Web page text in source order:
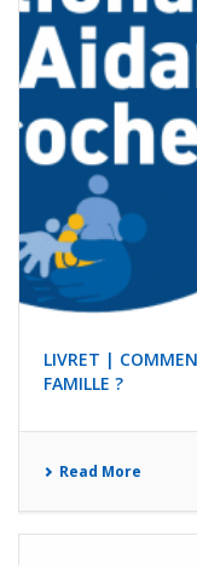
LIVRET |
FAMILLE ?
Read More